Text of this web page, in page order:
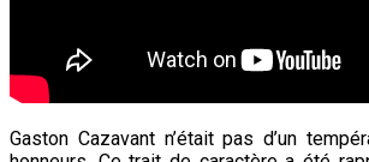
Gaston Cazavant n’était pas d’un